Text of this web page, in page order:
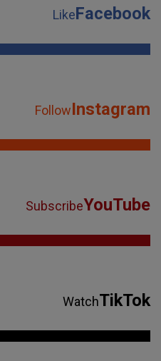
LikeFacebook
FollowInstagram
SubscribeYouTube
WatchTikTok